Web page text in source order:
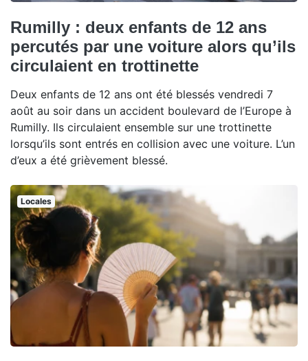
Rumilly : deux enfants de 12 ans
percutés par une voiture alors qu’ils
circulaient en trottinette
Deux enfants de 12 ans ont été blessés vendredi 7
août au soir dans un accident boulevard de l’Europe à
Rumilly. Ils circulaient ensemble sur une trottinette
lorsqu’ils sont entrés en collision avec une voiture. L’un
d’eux a été grièvement blessé.
Locales